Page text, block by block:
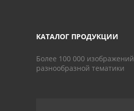
КАТАЛОГ ПРОДУКЦИИ
Более 100 000 изображений
разнообразной тематики